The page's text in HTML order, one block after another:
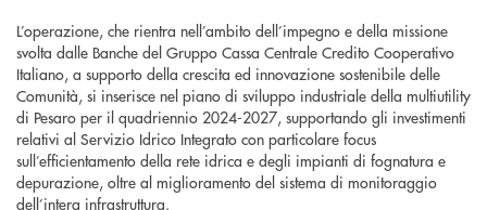
L’operazione, che rientra nell’ambito dell’impegno e della missione
svolta dalle Banche del Gruppo Cassa Centrale Credito Cooperativo
Italiano, a supporto della crescita ed innovazione sostenibile delle
Comunità, si inserisce nel piano di sviluppo industriale della multiutility
di Pesaro per il quadriennio 2024-2027, supportando gli investimenti
relativi al Servizio Idrico Integrato con particolare focus
sull’efficientamento della rete idrica e degli impianti di fognatura e
depurazione, oltre al miglioramento del sistema di monitoraggio
dell’intera infrastruttura.